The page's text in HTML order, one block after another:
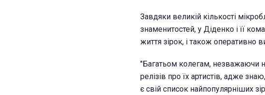
Завдяки великій кількості
знаменитостей, у Діденко і її
життя зірок, і також оперативно
"Багатьом колегам, незважаючи
релізів про їх артистів, адже
є свій список найпопулярніших